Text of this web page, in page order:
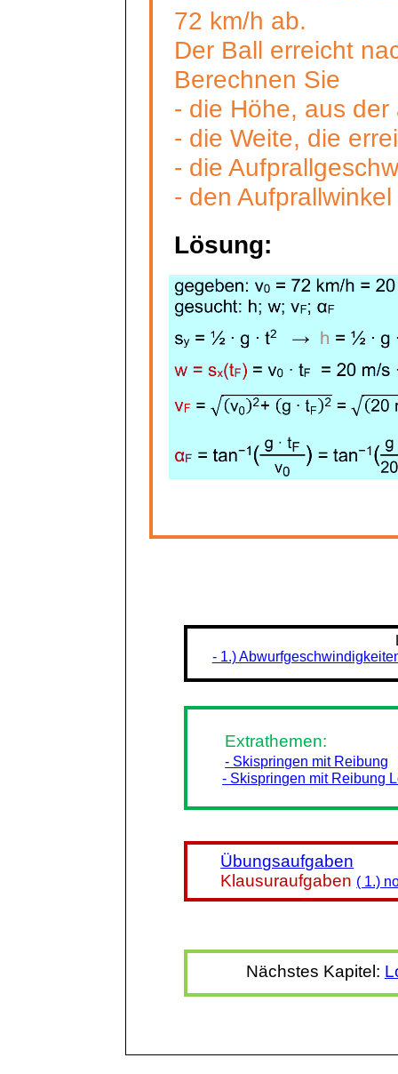
72 km/h ab.
Der Ball erreicht
Berechnen Sie
- die Höhe, aus
- die Weite, die
- die
- den Aufprallwinkel
Lösung:
- 1.)
Extrathemen:
- Skispringen mit Reibung
- Skispringen mit Reibung
Übungsaufgaben
Klausuraufgaben ( 1.)
Nächstes Kapitel: